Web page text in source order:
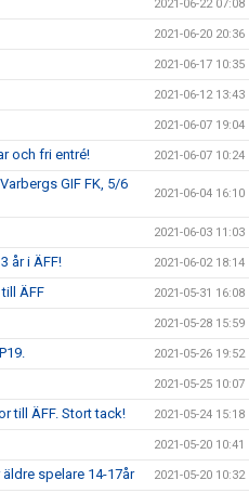
2021-06-22 07:08
2021-06-20 20:36
2021-06-17 10:35
2021-06-12 13:43
2021-06-07 19:04
och fri entré! 2021-06-07 10:24
GIF FK, 5/6
2021-06-04 16:10
2021-06-03 11:03
år i ÄFF! 2021-06-02 18:14
ÄFF 2021-05-31 16:08
2021-05-28 15:59
2021-05-26 19:52
2021-05-25 10:07
till ÄFF. Stort tack! 2021-05-24 15:18
2021-05-20 10:41
spelare 14-17år 2021-05-20 10:32